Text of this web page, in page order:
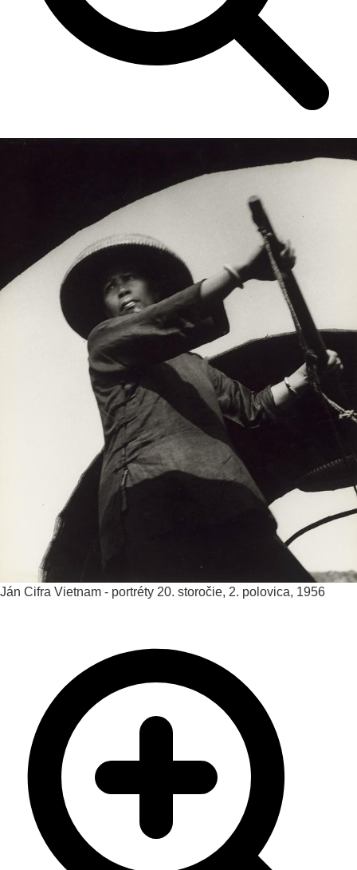
Ján Cifra Vietnam - portréty 20. storočie, 2. polovica, 1956